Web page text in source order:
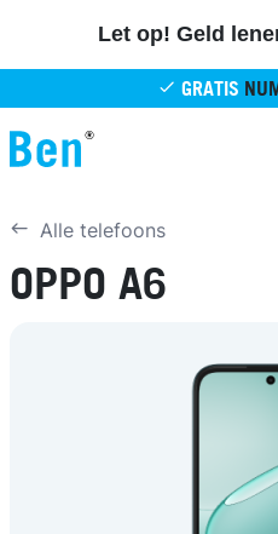
Let op! Geld
GRATIS
Alle telefoons
OPPO A6